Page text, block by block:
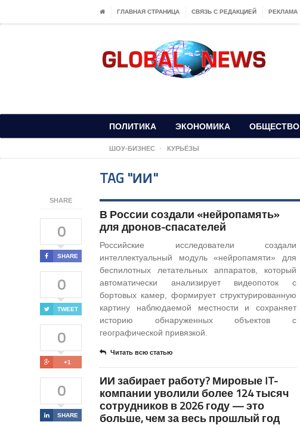
ГЛАВНАЯ СТРАНИЦА СВЯЗЬ С РЕДАКЦИЕЙ РЕКЛАМА
ПОЛИТИКА ЭКОНОМИКА ОБЩЕСТВО
ШОУ-БИЗНЕС КУРЬЁЗЫ
SHARE
0
SHARE
0
TWEET
0
+1
0
SHARE
TAG "ИИ"
В России создали «нейропамять»
для дронов-спасателей
Российские исследователи создали
интеллектуальный модуль «нейропамяти» для
беспилотных летательных аппаратов, который
автоматически анализирует видеопоток с
бортовых камер, формирует структурированную
картину наблюдаемой местности и сохраняет
историю обнаруженных объектов с
географической привязкой.
Читать всю статью
ИИ забирает работу? Мировые IT-
компании уволили более 124 тысяч
сотрудников в 2026 году — это
больше, чем за весь прошлый год